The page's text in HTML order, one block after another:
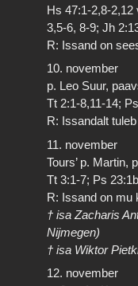
Hs 47:1-2,8-2,12
3,5-6, 8-9; Jh
R: Issand on
10. november
p. Leo Suur,
Tt 2:1-8,11-14;
R: Issandalt
11. november
Tours’ p. Martin,
Tt 3:1-7; Ps
R: Issand on mu
† isa Zacharis
Nijmegen)
† isa Wiktor
12. november